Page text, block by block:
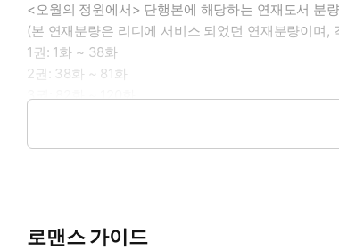
<오월의 정원에서> 단행본에 해당하는 연재도서 분
(본 연재분량은 리디에 서비스 되었던 연재분량이며
1권: 1화 ~ 38화
2권: 38화 ~ 81화
3권: 82화 ~ 120화
로맨스 가이드